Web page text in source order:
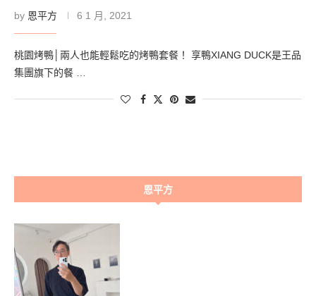
by 恩平方 6 1 月, 2021
桃園烤鴨│兩人也能輕鬆吃的烤鴨套餐！ 享鴨XIANG DUCK是王品
集團旗下的餐 …
恩平方